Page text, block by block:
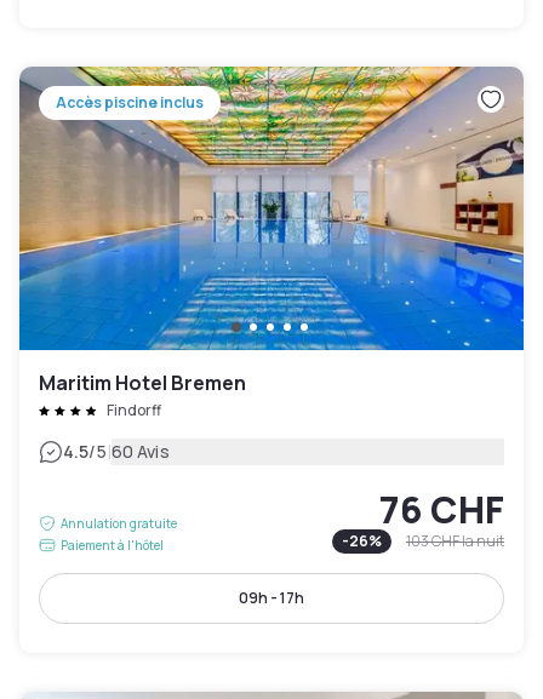
Accès piscine inclus
Maritim Hotel Bremen
Findorff
4.5/5|60 Avis
Annulation gratuite
Paiement à l'hôtel
76 CHF
-26% 103 CHFla nuit
09h - 17h